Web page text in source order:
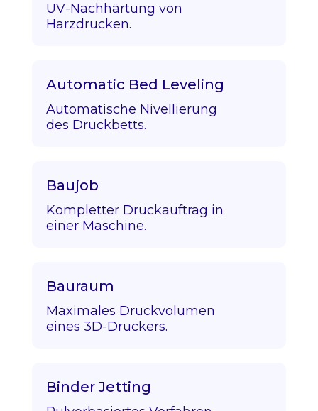
UV-Nachhärtung von
Harzdrucken.
Automatic Bed Leveling
Automatische Nivellierung
des Druckbetts.
Baujob
Kompletter Druckauftrag in
einer Maschine.
Bauraum
Maximales Druckvolumen
eines 3D-Druckers.
Binder Jetting